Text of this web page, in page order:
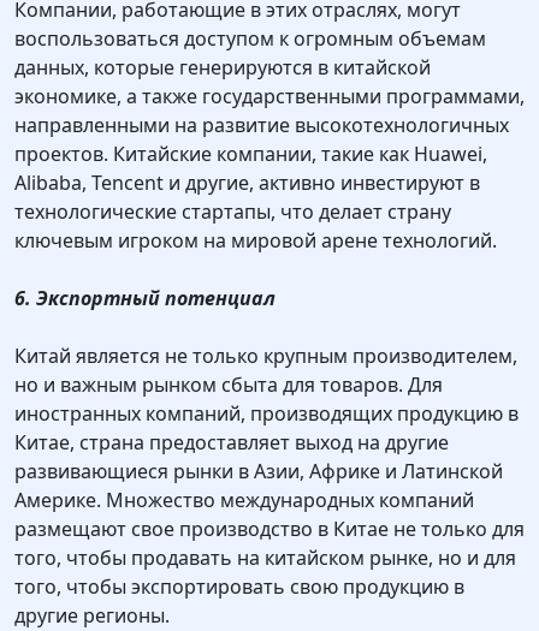
Компании, работающие в этих отраслях, могут
воспользоваться доступом к огромным объемам
данных, которые генерируются в китайской
экономике, а также государственными программами,
направленными на развитие высокотехнологичных
проектов. Китайские компании, такие как Huawei,
Alibaba, Tencent и другие, активно инвестируют в
технологические стартапы, что делает страну
ключевым игроком на мировой арене технологий.
6. Экспортный потенциал
Китай является не только крупным производителем,
но и важным рынком сбыта для товаров. Для
иностранных компаний, производящих продукцию в
Китае, страна предоставляет выход на другие
развивающиеся рынки в Азии, Африке и Латинской
Америке. Множество международных компаний
размещают свое производство в Китае не только для
того, чтобы продавать на китайском рынке, но и для
того, чтобы экспортировать свою продукцию в
другие регионы.